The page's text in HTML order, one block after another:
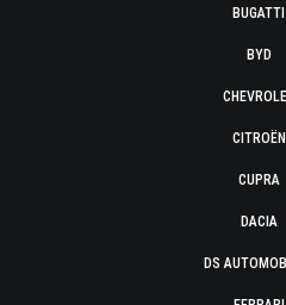
BUGATTI
BYD
CITROËN
CUPRA
DACIA
DS